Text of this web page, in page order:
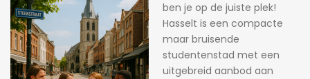
ben je op de juiste plek!
Hasselt is een compacte
maar bruisende
studentenstad met een
uitgebreid aanbod aan
Heidi
ago Heidi
19 uren ago
19 uren